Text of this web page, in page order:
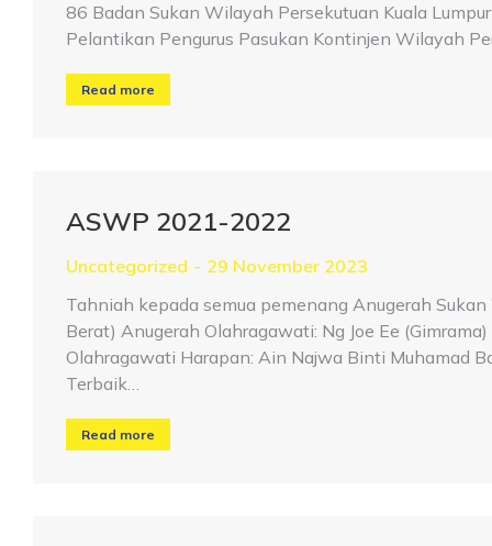
86 Badan Sukan Wilayah Persekutuan Kuala
Pelantikan Pengurus Pasukan Kontinjen Wilayah
Read more
ASWP 2021-2022
Uncategorized
29 November 2023
Tahniah kepada semua pemenang Anugerah
Berat) Anugerah Olahragawati: Ng Joe Ee
Olahragawati Harapan: Ain Najwa Binti Muhamad
Terbaik…
Read more